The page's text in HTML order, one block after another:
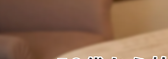
フェイス・ヘッド・耳つぼコ
フットコース